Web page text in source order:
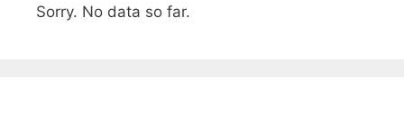
Sorry. No data so far.